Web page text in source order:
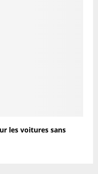
les voitures sans